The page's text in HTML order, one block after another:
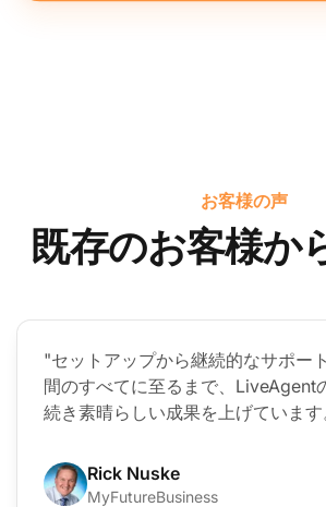
お客様の声
既存のお客様か
"セットアップから継続的なサポー
間のすべてに至るまで、LiveAgent
続き素晴らしい成果を上げていま
Rick Nuske
MyFutureBusiness